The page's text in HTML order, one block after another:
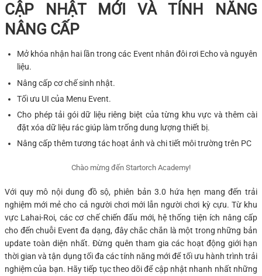
CẬP NHẬT MỚI VÀ TÍNH NĂNG
NÂNG CẤP
Mở khóa nhận hai lần trong các Event nhân đôi rơi Echo và nguyên
liệu.
Nâng cấp cơ chế sinh nhật.
Tối ưu UI của Menu Event.
Cho phép tải gói dữ liệu riêng biệt của từng khu vực và thêm cài
đặt xóa dữ liệu rác giúp làm trống dung lượng thiết bị.
Nâng cấp thêm tương tác hoạt ảnh và chi tiết môi trường trên PC
Chào mừng đến Startorch Academy!
Với quy mô nội dung đồ sộ, phiên bản 3.0 hứa hẹn mang đến trải
nghiệm mới mẻ cho cả người chơi mới lẫn người chơi kỳ cựu. Từ khu
vực Lahai-Roi, các cơ chế chiến đấu mới, hệ thống tiện ích nâng cấp
cho đến chuỗi Event đa dạng, đây chắc chắn là một trong những bản
update toàn diện nhất. Đừng quên tham gia các hoạt động giới hạn
thời gian và tận dụng tối đa các tính năng mới để tối ưu hành trình trải
nghiệm của bạn. Hãy tiếp tục theo dõi để cập nhật nhanh nhất những